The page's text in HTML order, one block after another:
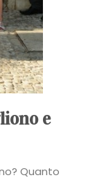
e
Quanto